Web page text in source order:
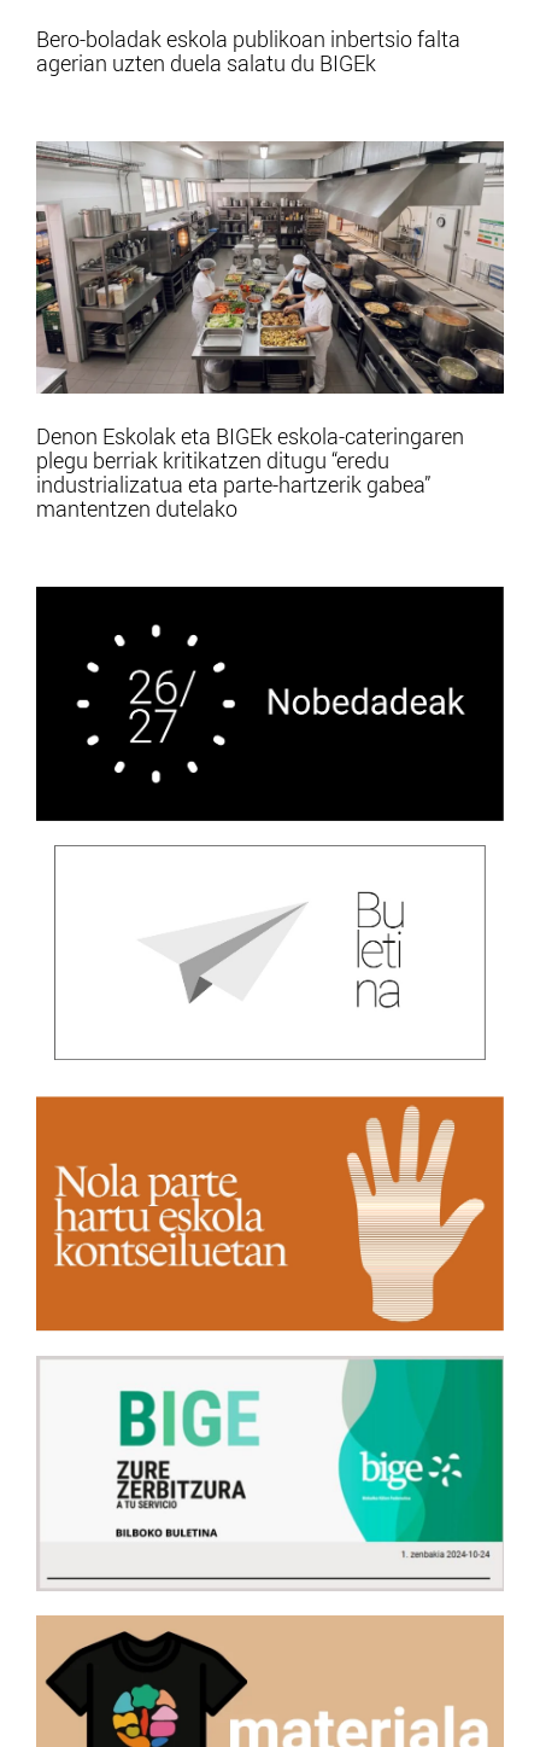
Bero-boladak eskola publikoan inbertsio falta
agerian uzten duela salatu du BIGEk
Denon Eskolak eta BIGEk eskola-cateringaren
plegu berriak kritikatzen ditugu “eredu
industrializatua eta parte-hartzerik gabea”
mantentzen dutelako